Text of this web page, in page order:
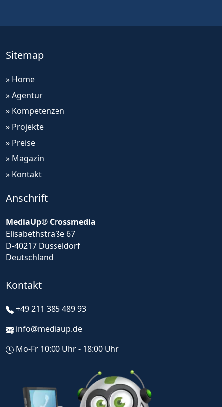
Sitemap
» Home
» Agentur
» Kompetenzen
» Projekte
» Preise
» Magazin
» Kontakt
Anschrift
MediaUp® Crossmedia
Elisabethstraße 67
D-40217 Düsseldorf
Deutschland
Kontakt
+49 211 385 489 93
info@mediaup.de
Mo-Fr 10:00 Uhr - 18:00 Uhr